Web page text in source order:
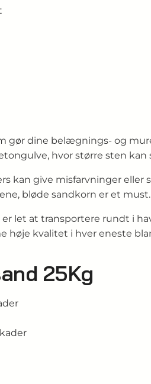
gør dine belægnings- og
hvor større sten
kan give misfarvninger
bløde sandkorn er et must.
let at transportere rundt i
høje kvalitet i hver eneste
25Kg